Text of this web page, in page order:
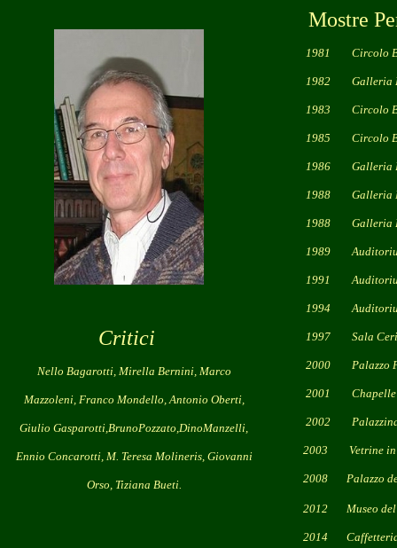
Mostre
1981 Circolo
1982 Galleria La
1983 Circolo
1985 Circolo
1986 Galleria
1988 Galleria
1988 Galleria La
1989 Auditorium
1991 Auditorium
1994 Auditorium
1997 Sala
2000 Palazzo
2001 Chapelle
2002 Palazzina della
2003 Vetrine in
2008 Palazzo della
2012 Museo del
2014 Caffetteria
Critici
Nello Bagarotti, Mirella Bernini, Marco
Mazzoleni, Franco Mondello, Antonio Oberti,
Giulio Gasparotti,BrunoPozzato,DinoManzelli,
Ennio Concarotti, M. Teresa Molineris, Giovanni
Orso, Tiziana Bueti.